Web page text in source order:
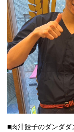
■肉汁餃子のダンダ